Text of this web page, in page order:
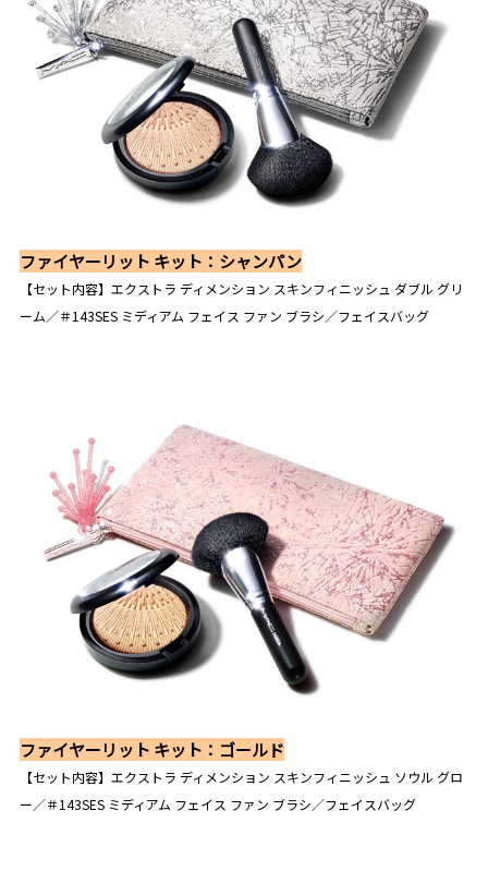
ファイヤーリット キット：シャンパン
【セット内容】エクストラ ディメンション スキンフィニッシュ ダブル グリ
ーム／＃143SES ミディアム フェイス ファン ブラシ／フェイスバッグ
ファイヤーリット キット：ゴールド
【セット内容】エクストラ ディメンション スキンフィニッシュ ソウル グロ
ー／＃143SES ミディアム フェイス ファン ブラシ／フェイスバッグ